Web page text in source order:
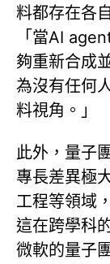
料都存在各
「當AI
夠重新合成
為沒有任何
料視角。」
此外，量子
專長差異極
工程等領域
這在跨學科
微軟的量子